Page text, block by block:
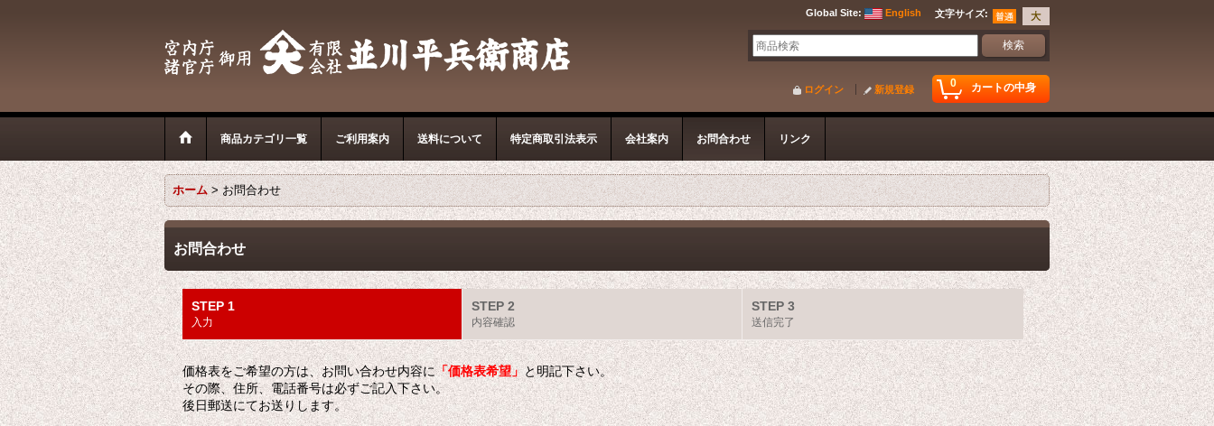
文字サイズ:
Global Site: English
0 カートの中身
ログイン 新規登録
商品カテゴリ一覧 ご利用案内 送料について 特定商取引法表示 会社案内 お問合わせ リンク
ホーム > お問合わせ
お問合わせ
STEP 1
入力
STEP 2
内容確認
STEP 3
送信完了
価格表をご希望の方は、お問い合わせ内容に「価格表希望」と明記下さい。
その際、住所、電話番号は必ずご記入下さい。
後日郵送にてお送りします。